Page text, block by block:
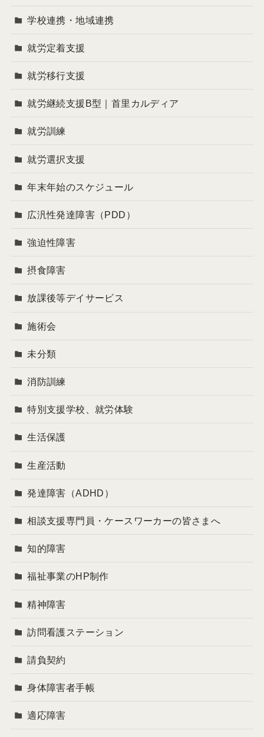
学校連携・地域連携
就労定着支援
就労移行支援
就労継続支援B型｜首里カルディア
就労訓練
就労選択支援
年末年始のスケジュール
広汎性発達障害（PDD）
強迫性障害
摂食障害
放課後等デイサービス
施術会
未分類
消防訓練
特別支援学校、就労体験
生活保護
生産活動
発達障害（ADHD）
相談支援専門員・ケースワーカーの皆さまへ
知的障害
福祉事業のHP制作
精神障害
訪問看護ステーション
請負契約
身体障害者手帳
適応障害